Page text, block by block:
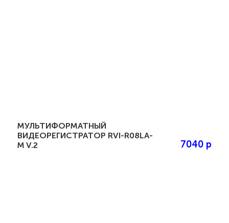
МУЛЬТИФОРМАТНЫЙ
ВИДЕОРЕГИСТРАТОР RVI-R08LA-
M V.2
7040 р